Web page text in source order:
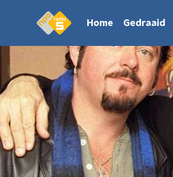
Home Gedraaid